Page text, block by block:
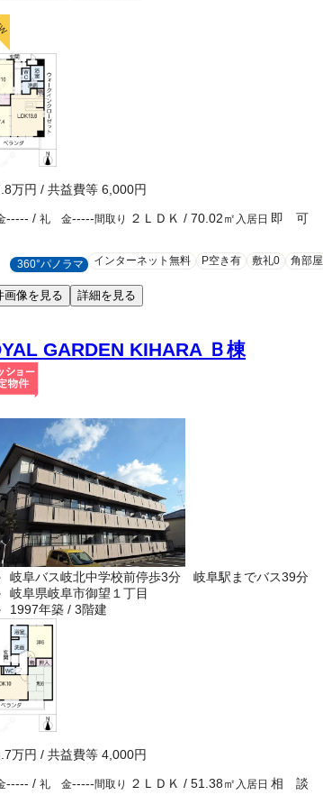
万円 / 共益費等 6,000円
----- / 礼 金-----間取り ２ＬＤＫ / 70.02㎡ 入居日 即 可
360°パノラマ インターネット無料 P空き有 敷礼0 角部屋
画像を見る 詳細を見る
GARDEN KIHARA Ｂ棟
岐阜バス岐北中学校前停歩3分 岐阜駅までバス39分
岐阜県岐阜市御望１丁目
1997年築 / 3階建
万円 / 共益費等 4,000円
----- / 礼 金-----間取り ２ＬＤＫ / 51.38㎡ 入居日 相 談